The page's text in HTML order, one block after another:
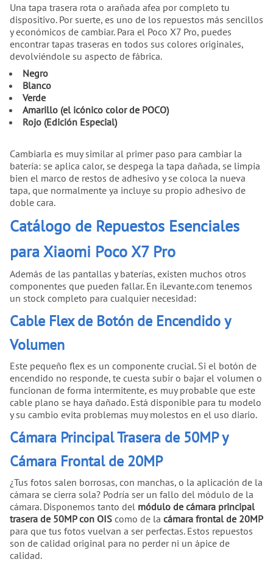
Una tapa trasera rota o arañada afea por completo tu
dispositivo. Por suerte, es uno de los repuestos más sencillos
y económicos de cambiar. Para el Poco X7 Pro, puedes
encontrar tapas traseras en todos sus colores originales,
devolviéndole su aspecto de fábrica.
Negro
Blanco
Verde
Amarillo (el icónico color de POCO)
Rojo (Edición Especial)
Cambiarla es muy similar al primer paso para cambiar la
batería: se aplica calor, se despega la tapa dañada, se limpia
bien el marco de restos de adhesivo y se coloca la nueva
tapa, que normalmente ya incluye su propio adhesivo de
doble cara.
Catálogo de Repuestos Esenciales
para Xiaomi Poco X7 Pro
Además de las pantallas y baterías, existen muchos otros
componentes que pueden fallar. En iLevante.com tenemos
un stock completo para cualquier necesidad:
Cable Flex de Botón de Encendido y
Volumen
Este pequeño flex es un componente crucial. Si el botón de
encendido no responde, te cuesta subir o bajar el volumen o
funcionan de forma intermitente, es muy probable que este
cable plano se haya dañado. Está disponible para tu modelo
y su cambio evita problemas muy molestos en el uso diario.
Cámara Principal Trasera de 50MP y
Cámara Frontal de 20MP
¿Tus fotos salen borrosas, con manchas, o la aplicación de la
cámara se cierra sola? Podría ser un fallo del módulo de la
cámara. Disponemos tanto del módulo de cámara principal
trasera de 50MP con OIS como de la cámara frontal de 20MP
para que tus fotos vuelvan a ser perfectas. Estos repuestos
son de calidad original para no perder ni un ápice de
calidad.